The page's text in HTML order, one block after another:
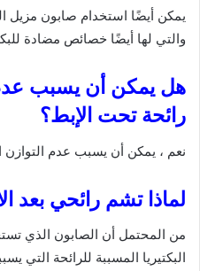
يمكن أيضًا استخدام صابون مزيل
والتي لها أيضًا خصائص مضادة
هل يمكن أن يسبب عدم
رائحة تحت الإبط؟
نعم ، يمكن أن يسبب عدم التوازن
لماذا تشم رائحي بعد
من المحتمل أن الصابون الذي
البكتيريا المسببة للرائحة التي